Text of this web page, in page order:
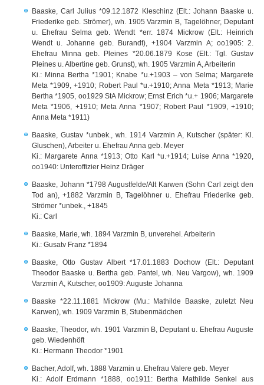
Baaske, Carl Julius *09.12.1872 Kleschinz (Elt.: Johann Baaske u.
Friederike geb. Strömer), wh. 1905 Varzmin B, Tagelöhner, Deputant
u. Ehefrau Selma geb. Wendt *err. 1874 Mickrow (Elt.: Heinrich
Wendt u. Johanne geb. Burandt), +1904 Varzmin A; oo1905: 2.
Ehefrau Minna geb. Pleines *20.06.1879 Kose (Elt.: Tgl. Gustav
Pleines u. Albertine geb. Grunst), wh. 1905 Varzmin A, Arbeiterin
Ki.: Minna Bertha *1901; Knabe *u.+1903 – von Selma; Margarete
Meta *1909, +1910; Robert Paul *u.+1910; Anna Meta *1913; Marie
Bertha *1905, oo1929 StA Mickrow; Ernst Erich *u.+ 1906; Margarete
Meta *1906, +1910; Meta Anna *1907; Robert Paul *1909, +1910;
Anna Meta *1911)
Baaske, Gustav *unbek., wh. 1914 Varzmin A, Kutscher (später: Kl.
Gluschen), Arbeiter u. Ehefrau Anna geb. Meyer
Ki.: Margarete Anna *1913; Otto Karl *u.+1914; Luise Anna *1920,
oo1940: Unteroffizier Heinz Dräger
Baaske, Johann *1798 Augustfelde/Alt Karwen (Sohn Carl zeigt den
Tod an), +1882 Varzmin B, Tagelöhner u. Ehefrau Friederike geb.
Strömer *unbek., +1845
Ki.: Carl
Baaske, Marie, wh. 1894 Varzmin B, unverehel. Arbeiterin
Ki.: Gusatv Franz *1894
Baaske, Otto Gustav Albert *17.01.1883 Dochow (Elt.: Deputant
Theodor Baaske u. Bertha geb. Pantel, wh. Neu Vargow), wh. 1909
Varzmin A, Kutscher, oo1909: Auguste Johanna
Baaske *22.11.1881 Mickrow (Mu.: Mathilde Baaske, zuletzt Neu
Karwen), wh. 1909 Varzmin B, Stubenmädchen
Baaske, Theodor, wh. 1901 Varzmin B, Deputant u. Ehefrau Auguste
geb. Wiedenhöft
Ki.: Hermann Theodor *1901
Bacher, Adolf, wh. 1888 Varzmin u. Ehefrau Valere geb. Meyer
Ki.: Adolf Erdmann *1888, oo1911: Bertha Mathilde Senkel aus